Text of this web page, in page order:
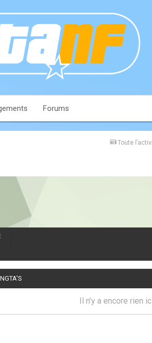
Forums
Toute
Il n’y a encore rien